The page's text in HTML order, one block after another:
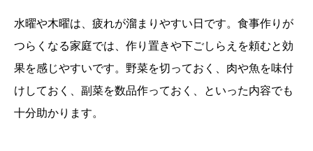
水曜や木曜は、疲れが溜まりやすい日です。食事作りが
つらくなる家庭では、作り置きや下ごしらえを頼むと効
果を感じやすいです。野菜を切っておく、肉や魚を味付
けしておく、副菜を数品作っておく、といった内容でも
十分助かります。